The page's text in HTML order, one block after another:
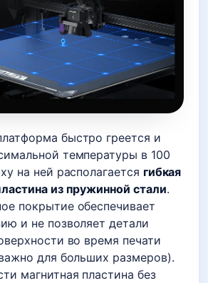
быстро греется и
температуры в 100
на ней располагается гибкая
из пружинной стали.
покрытие обеспечивает
и не позволяет детали
во время печати
для больших размеров).
магнитная пластина без